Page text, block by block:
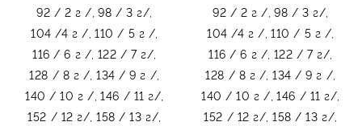
92 / 2 г /, 98 / 3 г/,
104 /4 г /, 110 / 5 г /,
116 / 6 г /, 122 / 7 г/,
128 / 8 г /, 134 / 9 г /,
140 / 10 г /, 146 / 11 г/,
152 / 12 г/, 158 / 13 г/,
92 / 2 г /, 98 / 3 г/,
104 /4 г /, 110 / 5 г /,
116 / 6 г /, 122 / 7 г/,
128 / 8 г /, 134 / 9 г /,
140 / 10 г /, 146 / 11 г/,
152 / 12 г/, 158 / 13 г/,